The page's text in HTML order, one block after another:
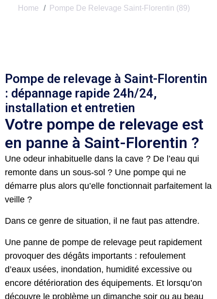
Home Pompe De Relevage Saint-Florentin (89)
Pompe de relevage à Saint-Florentin
: dépannage rapide 24h/24,
installation et entretien
Votre pompe de relevage est
en panne à Saint-Florentin ?
Une odeur inhabituelle dans la cave ? De l’eau qui
remonte dans un sous-sol ? Une pompe qui ne
démarre plus alors qu’elle fonctionnait parfaitement la
veille ?
Dans ce genre de situation, il ne faut pas attendre.
Une panne de pompe de relevage peut rapidement
provoquer des dégâts importants : refoulement
d’eaux usées, inondation, humidité excessive ou
encore détérioration des équipements. Et lorsqu’on
découvre le problème un dimanche soir ou au beau